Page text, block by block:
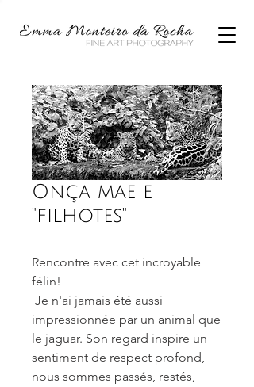
Onça mae e
"filhotes"
Rencontre avec cet incroyable
félin!
Je n'ai jamais été aussi
impressionnée par un animal que
le jaguar. Son regard inspire un
sentiment de respect profond,
nous sommes passés, restés,